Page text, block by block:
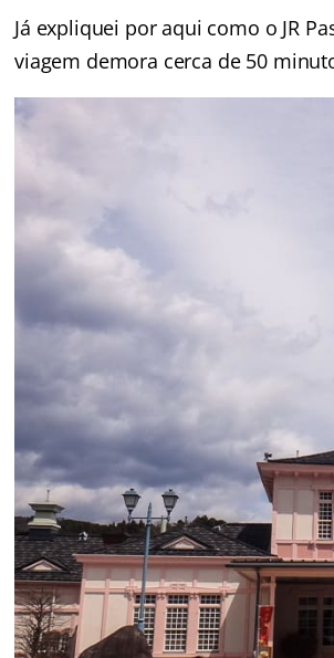
Já expliquei por aqui como o JR
viagem demora cerca de 50